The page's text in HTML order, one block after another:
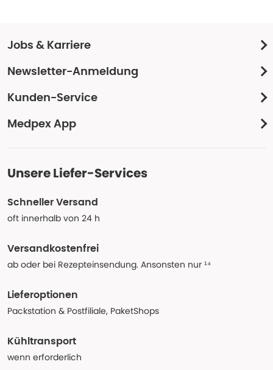
Jobs & Karriere
Newsletter-Anmeldung
Kunden-Service
Medpex App
Unsere Liefer-Services
Schneller Versand
oft innerhalb von 24 h
Versandkostenfrei
ab oder bei Rezepteinsendung. Ansonsten nur ¹⁴
Lieferoptionen
Packstation & Postfiliale, PaketShops
Kühltransport
wenn erforderlich